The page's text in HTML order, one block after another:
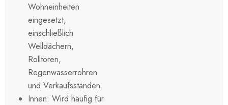
Wohneinheiten
eingesetzt,
einschließlich
Welldächern,
Rolltoren,
Regenwasserrohren
und Verkaufsständen.
Innen: Wird häufig für